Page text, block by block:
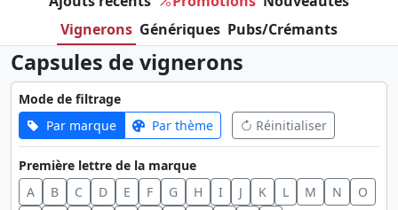
Vignerons Génériques Pubs/Crémants
Capsules de vignerons
Mode de filtrage
Par marque
Par thème Réinitialiser
Première lettre de la marque
A
B C D E F G H I J K L M N
O